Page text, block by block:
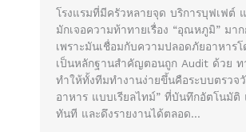
โรงแรมที่มีครัวหลายจุด บริการบุฟเฟต์ แ
มักเจอความท้าทายเรื่อง “อุณหภูมิ” มา
เพราะมันเชื่อมกับความปลอดภัยอาหารโ
เป็นหลักฐานสำคัญตอนถูก Audit ด้วย ท
ทำให้ทั้งทีมทำงานง่ายขึ้นคือระบบตรว
อาหาร แบบเรียลไทม์” ที่บันทึกอัตโนมัติ
ทันที และดึงรายงานได้ตลอด…